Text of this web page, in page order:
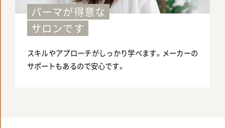
パーマが得意な
サロンです
スキルやアプローチがしっかり学べます。メーカーの
サポートもあるので安心です。